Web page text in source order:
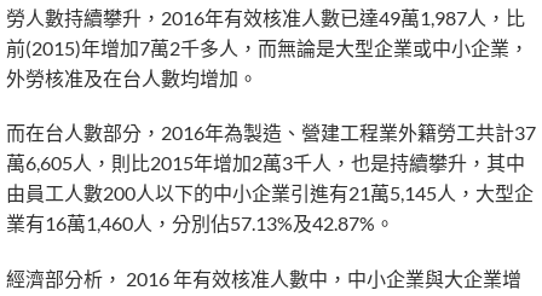
勞人數持續攀升，2016年有效核准人數已達49萬1,987人，比
前(2015)年增加7萬2千多人，而無論是大型企業或中小企業，
外勞核准及在台人數均增加。
而在台人數部分，2016年為製造、營建工程業外籍勞工共計37
萬6,605人，則比2015年增加2萬3千人，也是持續攀升，其中
由員工人數200人以下的中小企業引進有21萬5,145人，大型企
業有16萬1,460人，分別佔57.13%及42.87%。
經濟部分析， 2016 年有效核准人數中，中小企業與大企業增